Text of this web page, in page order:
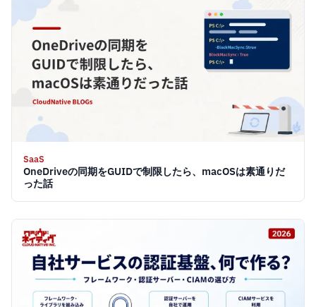
SaaS
OneDriveの同期をGUIDで制限したら、macOSは素通りだ
った話